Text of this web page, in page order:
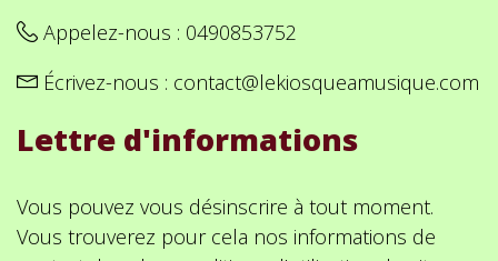
Appelez-nous : 0490853752
Écrivez-nous : contact@lekiosqueamusique.com
Lettre d'informations
Vous pouvez vous désinscrire à tout moment.
Vous trouverez pour cela nos informations de